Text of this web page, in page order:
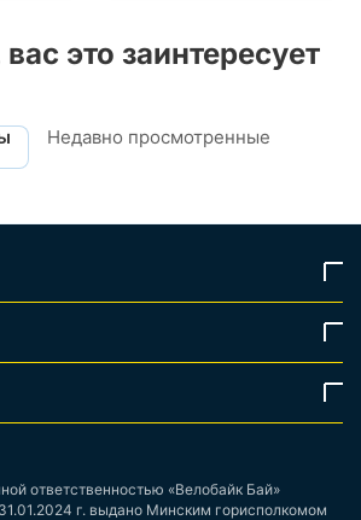
это заинтересует
Недавно просмотренные
ответственностью «Велобайк Бай»
г. выдано Минским горисполкомом